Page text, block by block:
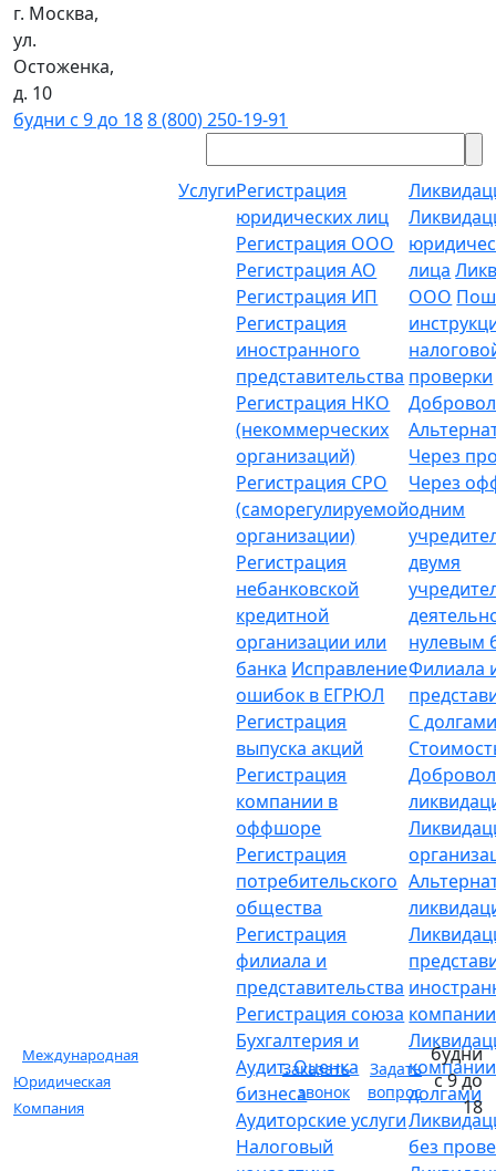
г. Москва,
ул.
Остоженка,
д. 10
будни с 9 до 188 (800) 250-19-91
Международная
Юридическая
Компания
УслугиРегистрация
юридических лиц
Регистрация ООО
Регистрация АО
Регистрация ИП
Регистрация
иностранного
представительства
Регистрация НКО
(некоммерческих
организаций)
Регистрация СРО
(саморегулируемой
организации)
Регистрация
небанковской
кредитной
организации или
банка Исправление
ошибок в ЕГРЮЛ
Регистрация
выпуска акций
Регистрация
компании в
оффшоре
Регистрация
потребительского
общества
Регистрация
филиала и
представительства
Регистрация союза
Бухгалтерия и
Аудит. Оценка
бизнеса
Аудиторские услуги
Налоговый
лица
ООО
проверки
Через
Через
одним
двумя
нулевым
Филиала
С
компании
долгами
без
Заказать
звонок
Задать
вопрос
будни
с 9 до
18